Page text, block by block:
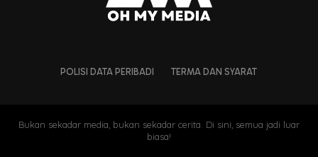
Malaysia (STPM) hadir ke sekolah.
POLISI DATA PERIBADI TERMA DAN SYARAT
Bukan sekadar media, bukan sekadar cerita. Di sini, semua jadi luar
biasa!